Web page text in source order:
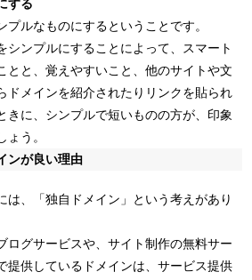
する
プルなものにするということです。
シンプルにすることによって、スマート
とと、覚えやすいこと、他のサイトや文
ドメインを紹介されたりリンクを貼られ
きに、シンプルで短いものの方が、印象
ょう。
ンが良い理由
は、「独自ドメイン」という考えがあり
ログサービスや、サイト制作の無料サー
提供しているドメインは、サービス提供